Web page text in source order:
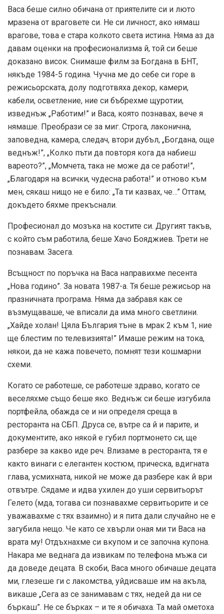
Васа беше силно обичана от приятелите си и люто
мразена от враговете си. Не си личност, ако нямаш
врагове, това е стара колкото света истина. Няма аз да
давам оценки на професионализма й, той си беше
доказано висок. Снимаше филм за Богдана в БНТ,
някъде 1984-5 година. Чучна ме до себе си горе в
режисьорската, долу подготвяха декор, камери,
кабели, осветление, ние си бъбрехме щуротии,
изведнъж „Работим!” и Васа, която познавах, вече я
нямаше. Преобрази се за миг. Строга, лаконична,
заповедна, камера, следач, втори дубъл, „Богдана, още
веднъж!”, „Колко пъти да повторя кога да набиеш
вареото?”, „Момчета, така не може да се работи!”,
„Благодаря на всички, чудесна работа!” и отново към
мен, сякаш нищо не е било: „Та ти казвах, че…” Оттам,
докъдето бяхме прекъснали.
Професионал до мозъка на костите си. Другият такъв,
с който съм работила, беше Хачо Бояджиев. Трети не
познавам. Засега.
Всъщност по поръчка на Васа направихме песента
„Нова годино”. За новата 1987-а. Тя беше режисьор на
празничната програма. Няма да забравя как се
възмущаваше, че вписали да има много светлини.
„Хайде холан! Цяла България тъне в мрак 2 към 1, ние
ще блестим по телевизията!” Имаше режим на тока,
някои, да не кажа повечето, помнят тези кошмарни
схеми.
Когато се работеше, се работеше здраво, когато се
веселяхме също беше яко. Веднъж си беше изгубила
портфейла, обажда се и ни определя среща в
ресторанта на СБП. Друса се, вътре са й и парите, и
документите, ако някой е губил портмонето си, ще
разбере за какво иде реч. Влизаме в ресторанта, тя е
както винаги с елегантен костюм, прическа, вдигната
глава, усмихната, никой не може да разбере как й ври
отвътре. Сядаме и идва ухилен до уши сервитьорът
Гелето (мда, тогава си познавахме сервитьорите и се
уважавахме с тях взаимно) и я пита дали случайно не е
загубила нещо. Че като се хвърли оная ми ти Васа на
врата му! Отдъхнахме си вкупом и се започна купона.
Накара ме веднага да извикам по телефона мъжа си
да доведе децата. В скоби, Васа много обичаше децата
ми, глезеше ги с лакомства, уйдисваше им на акъла,
викаше „Сега аз се занимавам с тях, недей да ни се
бъркаш”. Не се бърках – и те я обичаха. Та май ометоха